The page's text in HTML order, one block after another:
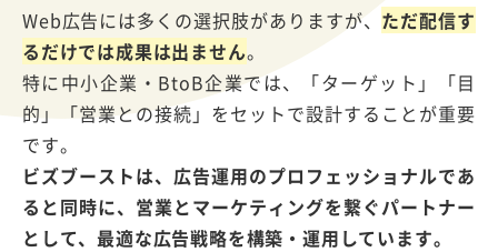
Web広告には多くの選択肢がありますが、 ただ配信す
るだけでは成果は出ません。
特に中小企業・BtoB企業では、「ターゲット」「目
的」「営業との接続」をセットで設計することが重要
です。
ビズブーストは、広告運用のプロフェッショナルであ
ると同時に、営業とマーケティングを繋ぐパートナー
として、最適な広告戦略を構築・運用しています。